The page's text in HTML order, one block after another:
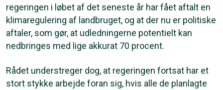
regeringen i løbet af det seneste år har fået aftalt en
klimaregulering af landbruget, og at der nu er politiske
aftaler, som gør, at udledningerne potentielt kan
nedbringes med lige akkurat 70 procent.
Rådet understreger dog, at regeringen fortsat har et
stort stykke arbejde foran sig, hvis alle de planlagte